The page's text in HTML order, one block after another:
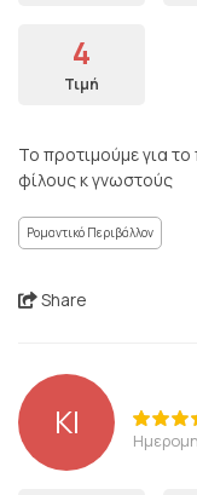
4
Τιμή
Το προτιμούμε για
φίλους κ γνωστούς
Ρομαντικό Περιβάλλον
Share
KI